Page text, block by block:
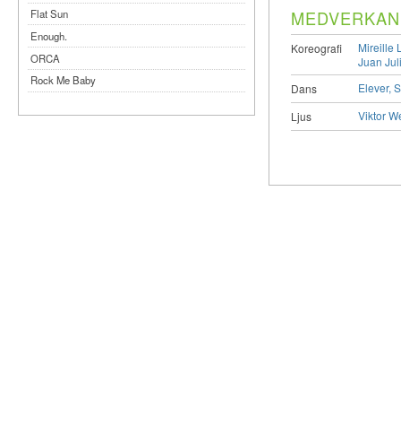
Koreografi
Mireille
Juan
Dans
Elever,
Ljus
Viktor
Flat Sun
Enough.
ORCA
Rock Me Baby